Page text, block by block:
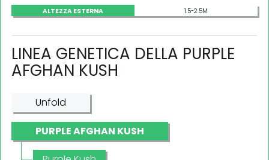
ALTEZZA ESTERNA 1.5-2.5M
LINEA GENETICA DELLA PURPLE
AFGHAN KUSH
Unfold
PURPLE AFGHAN KUSH